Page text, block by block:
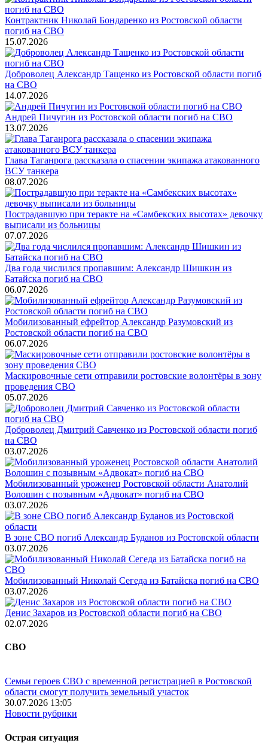
Контрактник Николай Бондаренко из Ростовской области
погиб на СВО
15.07.2026
Доброволец Александр Тащенко из Ростовской области погиб
на СВО
14.07.2026
Андрей Пичугин из Ростовской области погиб на СВО
13.07.2026
Глава Таганрога рассказала о спасении экипажа атакованного
ВСУ танкера
08.07.2026
Пострадавшую при теракте на «Самбекских высотах» девочку
выписали из больницы
07.07.2026
Два года числился пропавшим: Александр Шишкин из
Батайска погиб на СВО
06.07.2026
Мобилизованный ефрейтор Александр Разумовский из
Ростовской области погиб на СВО
06.07.2026
Маскировочные сети отправили ростовские волонтёры в зону
проведения СВО
05.07.2026
Доброволец Дмитрий Савченко из Ростовской области погиб
на СВО
03.07.2026
Мобилизованный уроженец Ростовской области Анатолий
Волошин с позывным «Адвокат» погиб на СВО
03.07.2026
В зоне СВО погиб Александр Буданов из Ростовской области
03.07.2026
Мобилизованный Николай Сегеда из Батайска погиб на СВО
03.07.2026
Денис Захаров из Ростовской области погиб на СВО
02.07.2026
СВО
Семьи героев СВО с временной регистрацией в Ростовской
области смогут получить земельный участок
30.07.2026 13:05
Новости рубрики
Острая ситуация